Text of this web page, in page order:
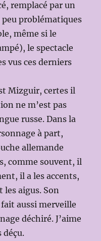
remplacé par un
problématiques
même si le
le spectacle
vus ces derniers
Mizguir, certes il
ne m’est pas
russe. Dans la
à part,
allemande
comme souvent, il
il a les accents,
les aigus. Son
aussi merveille
déchiré. J’aime
déçu.